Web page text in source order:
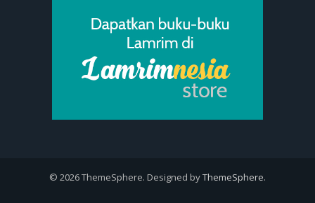
© 2026 ThemeSphere. Designed byThemeSphere.